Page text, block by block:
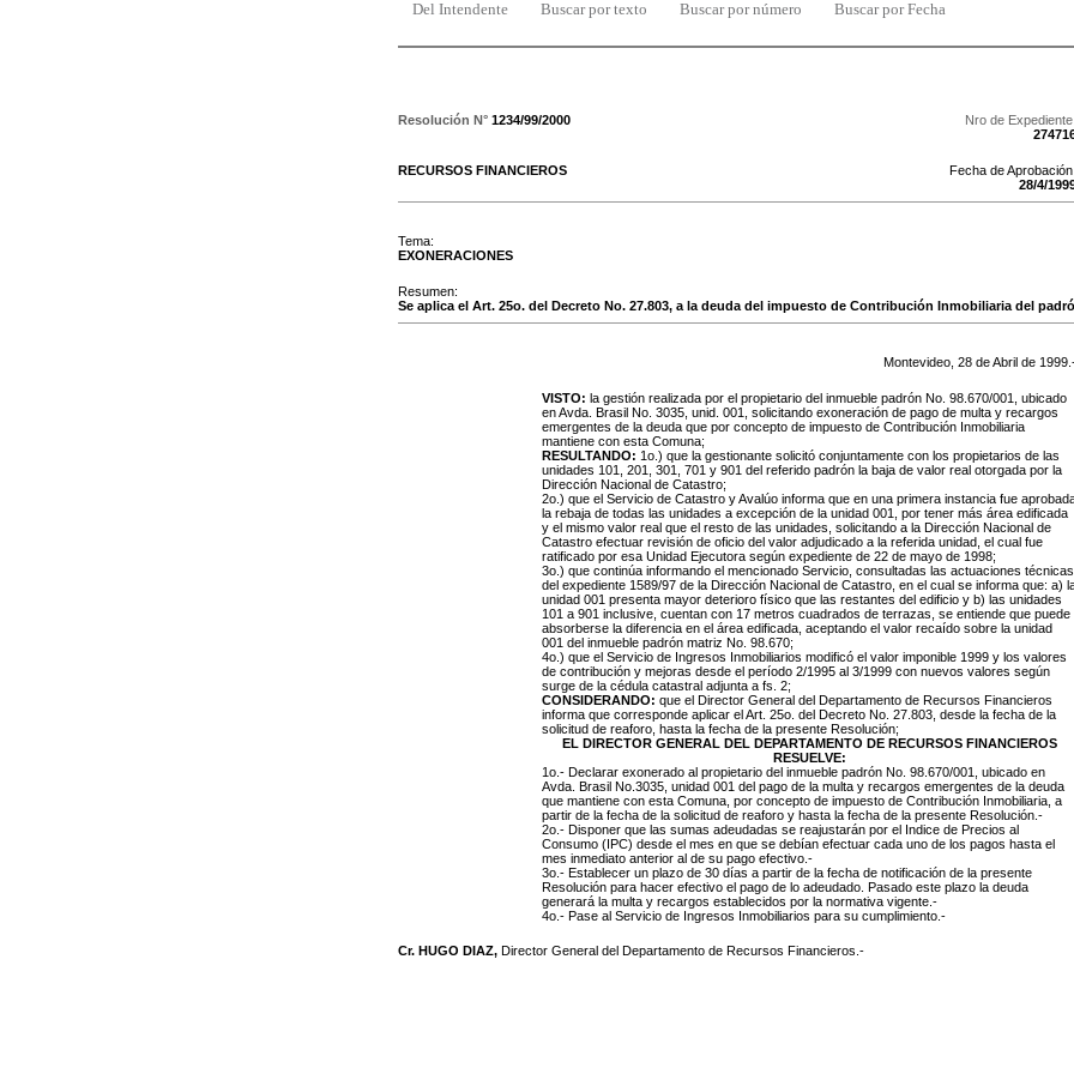
Del Intendente Buscar por texto Buscar por número Buscar por Fecha
Resolución N° 1234/99/2000
Nro de
RECURSOS FINANCIEROS
Fecha de
28/4/
Tema:
EXONERACIONES
Resumen:
Se aplica el Art. 25o. del Decreto No. 27.803, a la deuda del impuesto de Contribución Inmobiliaria del
Montevideo, 28 deAbril de 1999
VISTO: la gestión realizada por el propietario del inmueble padrón No. 98.670/001, ubicado
en Avda. Brasil No. 3035, unid. 001, solicitando exoneración de pago de multa y recargos
emergentes de la deuda que por concepto de impuesto de Contribución Inmobiliaria
mantiene con esta Comuna;
RESULTANDO: 1o.) que la gestionante solicitó conjuntamente con los propietarios de las
unidades 101, 201, 301, 701 y 901 del referido padrón la baja de valor real otorgada por la
Dirección Nacional de Catastro;
2o.) que el Servicio de Catastro y Avalúo informa que en una primera instancia fue
la rebaja de todas las unidades a excepción de la unidad 001, por tener más área edificada
y el mismo valor real que el resto de las unidades, solicitando a la Dirección Nacional de
Catastro efectuar revisión de oficio del valor adjudicado a la referida unidad, el cual fue
ratificado por esa Unidad Ejecutora según expediente de 22 de mayo de 1998;
3o.) que continúa informando el mencionado Servicio, consultadas las actuaciones técnicas
del expediente 1589/97 de la Dirección Nacional de Catastro, en el cual se informa que: a)
unidad 001 presenta mayor deterioro físico que las restantes del edificio y b) las unidades
101 a 901 inclusive, cuentan con 17 metros cuadrados de terrazas, se entiende que puede
absorberse la diferencia en el área edificada, aceptando el valor recaído sobre la unidad
001 del inmueble padrón matriz No. 98.670;
4o.) que el Servicio de Ingresos Inmobiliarios modificó el valor imponible 1999 y los valores
de contribución y mejoras desde el período 2/1995 al 3/1999 con nuevos valores según
surge de la cédula catastral adjunta a fs. 2;
CONSIDERANDO: que el Director General del Departamento de Recursos Financieros
informa que corresponde aplicar el Art. 25o. del Decreto No. 27.803, desde la fecha de la
solicitud de reaforo, hasta la fecha de la presente Resolución;
EL DIRECTOR GENERAL DEL DEPARTAMENTO DE RECURSOS FINANCIEROS
RESUELVE:
1o.- Declarar exonerado al propietario del inmueble padrón No. 98.670/001, ubicado en
Avda. Brasil No.3035, unidad 001 del pago de la multa y recargos emergentes de la deuda
que mantiene con esta Comuna, por concepto de impuesto de Contribución Inmobiliaria, a
partir de la fecha de la solicitud de reaforo y hasta la fecha de la presente Resolución.-
2o.- Disponer que las sumas adeudadas se reajustarán por el Indice de Precios al
Consumo (IPC) desde el mes en que se debían efectuar cada uno de los pagos hasta el
mes inmediato anterior al de su pago efectivo.-
3o.- Establecer un plazo de 30 días a partir de la fecha de notificación de la presente
Resolución para hacer efectivo el pago de lo adeudado. Pasado este plazo la deuda
generará la multa y recargos establecidos por la normativa vigente.-
4o.- Pase al Servicio de Ingresos Inmobiliarios para su cumplimiento.-
Cr. HUGO DIAZ, Director General del Departamento de Recursos Financieros.-